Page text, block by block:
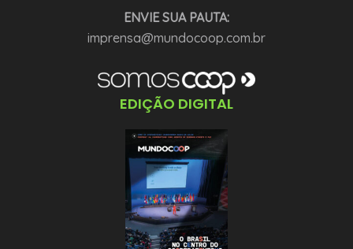
ENVIE SUA PAUTA:
imprensa@mundocoop.com.br
EDIÇÃO DIGITAL